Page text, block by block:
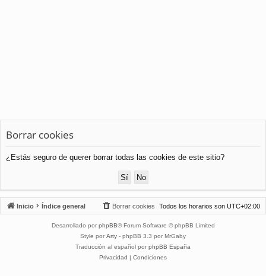
Borrar cookies
¿Estás seguro de querer borrar todas las cookies de este sitio?
Inicio Índice general Todos los horarios son UTC+02:00
Borrar cookies
Desarrollado por phpBB® Forum Software © phpBB Limited
Style por Arty - phpBB 3.3 por MrGaby
Traducción al español por phpBB España
Privacidad | Condiciones